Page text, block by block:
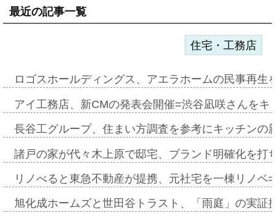
最近の記事一覧
住宅・工務店
ロゴスホールディングス、アエラホームの民事再
アイ工務店、新CMの発表会開催=渋谷凪咲さんを
長谷工グループ、住まい方調査を参考にキッチン
諸戸の家が代々木上原で邸宅、ブランド明確化を
リノべると東急不動産が提携、元社宅を一棟リノ
旭化成ホームズと世田谷トラスト、「雨庭」の実